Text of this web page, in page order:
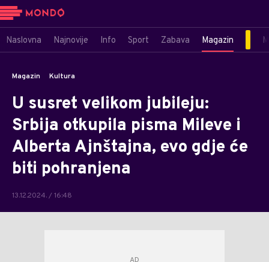
Naslovna Najnovije Info Sport Zabava Magazin
Magazin Kultura
U susret velikom jubileju:
Srbija otkupila pisma Mileve i
Alberta Ajnštajna, evo gdje će
biti pohranjena
13.12.2024. / 16:48